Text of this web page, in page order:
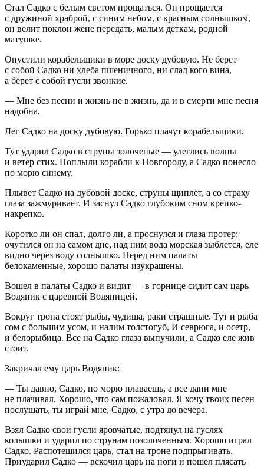
Стал Садко с белым светом прощаться. Он прощается
с дружиной храброй, с синим небом, с красным солнышком,
он велит поклон жене передать, малым деткам, родной
матушке.
Опустили корабельщики в море доску дубовую. Не берет
с собой Садко ни хлеба пшеничного, ни слад кого вина,
а берет с собой гусли звонкие.
— Мне без песни и жизнь не в жизнь, да и в смерти мне песня
надобна.
Лег Садко на доску дубовую. Горько плачут корабельщики.
Тут ударил Садко в струны золоченые — улеглись волны
и ветер стих. Поплыли корабли к Новгороду, а Садко понесло
по морю синему.
Плывет Садко на дубовой доске, струны щиплет, а со страху
глаза зажмуривает. И заснул Садко глубоким сном крепко-
накрепко.
Коротко ли он спал, долго ли, а проснулся и глаза протер:
очутился он на самом дне, над ним вода морская зыблется, еле
видно через воду солнышко. Перед ним палаты
белокаменные, хорошо палаты изукрашены.
Вошел в палаты Садко и видит — в горнице сидит сам царь
Водяник с царевной Водяницей.
Вокруг трона стоят рыбы, чудища, раки страшные. Тут и рыба
сом с большим усом, и налим толстогуб, И севрюга, и осетр,
и белорыбица. Все на Садко глаза выпучили, а Садко еле жив
стоит.
Закричал ему царь Водяник:
— Ты давно, Садко, по морю плаваешь, а все дани мне
не плачивал. Хорошо, что сам пожаловал. Я хочу твоих песен
послушать, ты играй мне, Садко, с утра до вечера.
Взял Садко свои гусли яровчатые, подтянул на гуслях
колышки и ударил по струнам позолоченным. Хорошо играл
Садко. Распотешился царь, стал на троне подпрыгивать.
Приударил Садко — вскочил царь на ноги и пошел плясать